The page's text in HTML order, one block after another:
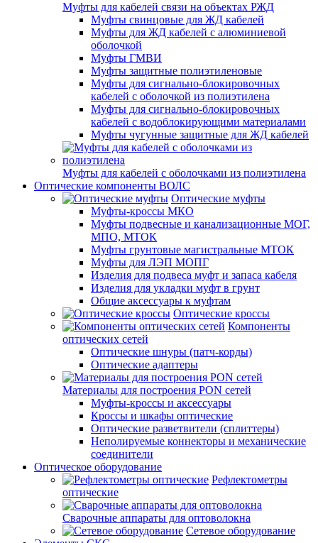
Муфты для кабелей связи на объектах РЖД
Муфты свинцовые для ЖД кабелей
Муфты для ЖД кабелей с алюминиевой
оболочкой
Муфты ГМВИ
Муфты защитные полиэтиленовые
Муфты для сигнально-блокировочных
кабелей с оболочкой из полиэтилена
Муфты для сигнально-блокировочных
кабелей с водоблокирующими материалами
Муфты чугунные защитные для ЖД кабелей
Муфты для кабелей с оболочками из полиэтилена
Оптические компоненты ВОЛС
Оптические муфты
Муфты-кроссы МКО
Муфты подвесные и канализационные МОГ,
МПО, МТОК
Муфты грунтовые магистральные МТОК
Муфты для ЛЭП МОПГ
Изделия для подвеса муфт и запаса кабеля
Изделия для укладки муфт в грунт
Общие аксессуары к муфтам
Оптические кроссы
Компоненты
оптических сетей
Оптические шнуры (патч-корды)
Оптические адаптеры
Материалы для построения PON сетей
Муфты-кроссы и аксессуары
Кроссы и шкафы оптические
Оптические разветвители (сплиттеры)
Неполируемые коннекторы и механические
соединители
Оптическое оборудование
Рефлектометры
оптические
Сварочные аппараты для оптоволокна
Сетевое оборудование